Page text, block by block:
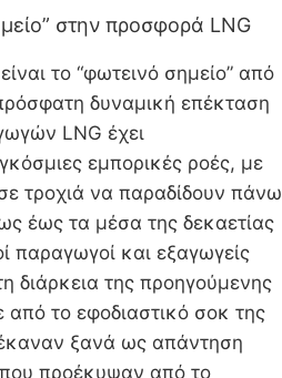
στην προσφορά LNG
το “φωτεινό σημείο” από
δυναμική επέκταση
LNG έχει
εμπορικές ροές, με
τροχιά να παραδίδουν πάνω
έως τα μέσα της δεκαετίας
παραγωγοί και εξαγωγείς
διάρκεια της προηγούμενης
το εφοδιαστικό σοκ της
ξανά ως απάντηση
που προέκυψαν από το